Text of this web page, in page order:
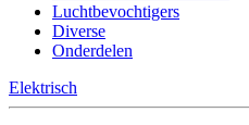
Luchtbevochtigers
Diverse
Onderdelen
Elektrisch